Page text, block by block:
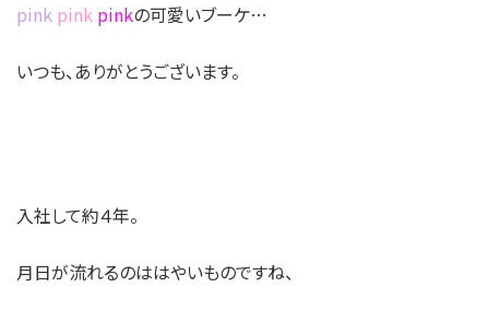
pink pink pinkの可愛いブーケ…
いつも、ありがとうございます。
入社して約４年。
月日が流れるのははやいものですね、